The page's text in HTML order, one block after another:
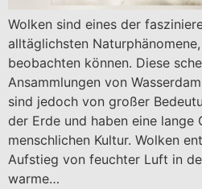
Wolken sind eines der
alltäglichsten
beobachten können. Diese
Ansammlungen von
sind jedoch von großer
der Erde und haben eine lange
menschlichen Kultur. Wolken
Aufstieg von feuchter Luft in
warme…